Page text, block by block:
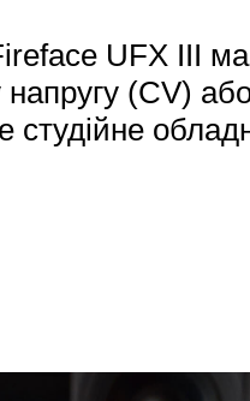
UFX III
(CV)
студійне